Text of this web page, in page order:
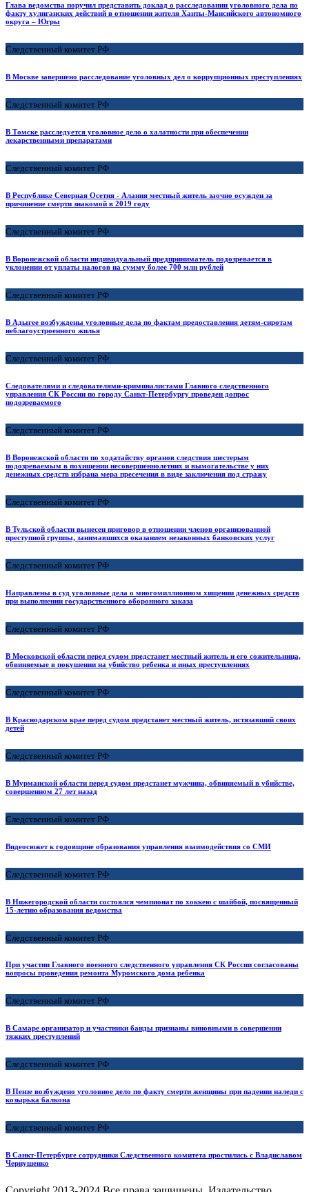
Глава ведомства поручил представить доклад о расследовании уголовного дела по
факту хулиганских действий в отношении жителя Ханты-Мансийского автономного
округа – Югры
Следственный комитет РФ
В Москве завершено расследование уголовных дел о коррупционных преступлениях
Следственный комитет РФ
В Томске расследуется уголовное дело о халатности при обеспечении
лекарственными препаратами
Следственный комитет РФ
В Республике Северная Осетия - Алания местный житель заочно осужден за
причинение смерти знакомой в 2019 году
Следственный комитет РФ
В Воронежской области индивидуальный предприниматель подозревается в
уклонении от уплаты налогов на сумму более 700 млн рублей
Следственный комитет РФ
В Адыгее возбуждены уголовные дела по фактам предоставления детям-сиротам
неблагоустроенного жилья
Следственный комитет РФ
Следователями и следователями-криминалистами Главного следственного
управления СК России по городу Санкт-Петербургу проведен допрос
подозреваемого
Следственный комитет РФ
В Воронежской области по ходатайству органов следствия шестерым
подозреваемым в похищении несовершеннолетних и вымогательстве у них
денежных средств избрана мера пресечения в виде заключения под стражу
Следственный комитет РФ
В Тульской области вынесен приговор в отношении членов организованной
преступной группы, занимавшихся оказанием незаконных банковских услуг
Следственный комитет РФ
Направлены в суд уголовные дела о многомиллионном хищении денежных средств
при выполнении государственного оборонного заказа
Следственный комитет РФ
В Московской области перед судом предстанет местный житель и его сожительница,
обвиняемые в покушении на убийство ребенка и иных преступлениях
Следственный комитет РФ
В Краснодарском крае перед судом предстанет местный житель, истязавший своих
детей
Следственный комитет РФ
В Мурманской области перед судом предстанет мужчина, обвиняемый в убийстве,
совершенном 27 лет назад
Следственный комитет РФ
Видеосюжет к годовщине образования управления взаимодействия со СМИ
Следственный комитет РФ
В Нижегородской области состоялся чемпионат по хоккею с шайбой, посвященный
15-летию образования ведомства
Следственный комитет РФ
При участии Главного военного следственного управления СК России согласованы
вопросы проведения ремонта Муромского дома ребенка
Следственный комитет РФ
В Самаре организатор и участники банды признаны виновными в совершении
тяжких преступлений
Следственный комитет РФ
В Пензе возбуждено уголовное дело по факту смерти женщины при падении наледи с
козырька балкона
Следственный комитет РФ
В Санкт-Петербурге сотрудники Следственного комитета простились с Владиславом
Чернушенко